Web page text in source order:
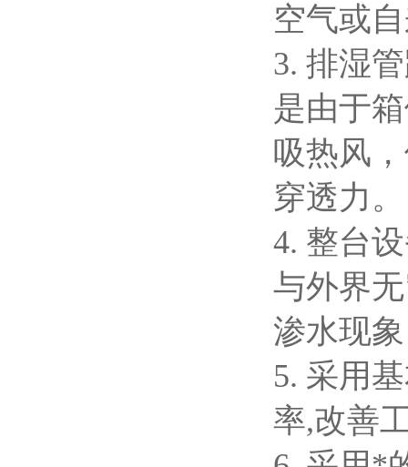
空气或
3. 排湿
是由于
吸热风
穿透力。
4. 整台
与外界
渗水现
5. 采用
率,改善